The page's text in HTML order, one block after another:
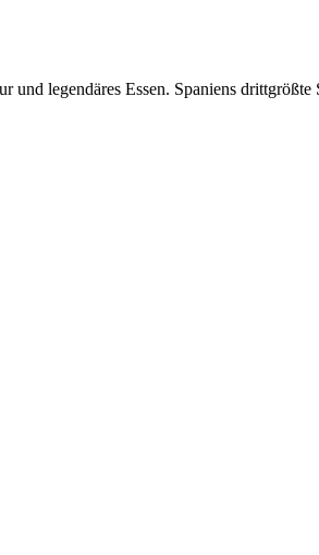
und legendäres Essen. Spaniens